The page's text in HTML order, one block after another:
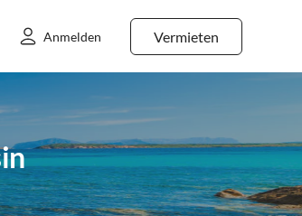
Vermieten
Anmelden